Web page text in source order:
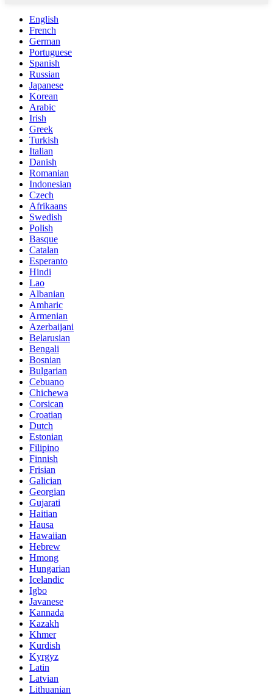
English
French
German
Portuguese
Spanish
Russian
Japanese
Korean
Arabic
Irish
Greek
Turkish
Italian
Danish
Romanian
Indonesian
Czech
Afrikaans
Swedish
Polish
Basque
Catalan
Esperanto
Hindi
Lao
Albanian
Amharic
Armenian
Azerbaijani
Belarusian
Bengali
Bosnian
Bulgarian
Cebuano
Chichewa
Corsican
Croatian
Dutch
Estonian
Filipino
Finnish
Frisian
Galician
Georgian
Gujarati
Haitian
Hausa
Hawaiian
Hebrew
Hmong
Hungarian
Icelandic
Igbo
Javanese
Kannada
Kazakh
Khmer
Kurdish
Kyrgyz
Latin
Latvian
Lithuanian